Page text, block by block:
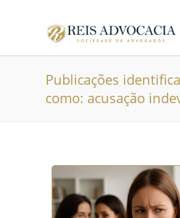
Publicações
como: acusação